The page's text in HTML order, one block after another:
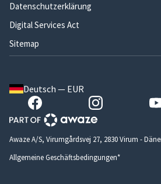
Datenschutzerklärung
Digital Services Act
Sitemap
Deutsch — EUR
Awaze A/S, Virumgårdsvej 27, 2830 Virum -
Allgemeine Geschäftsbedingungen*